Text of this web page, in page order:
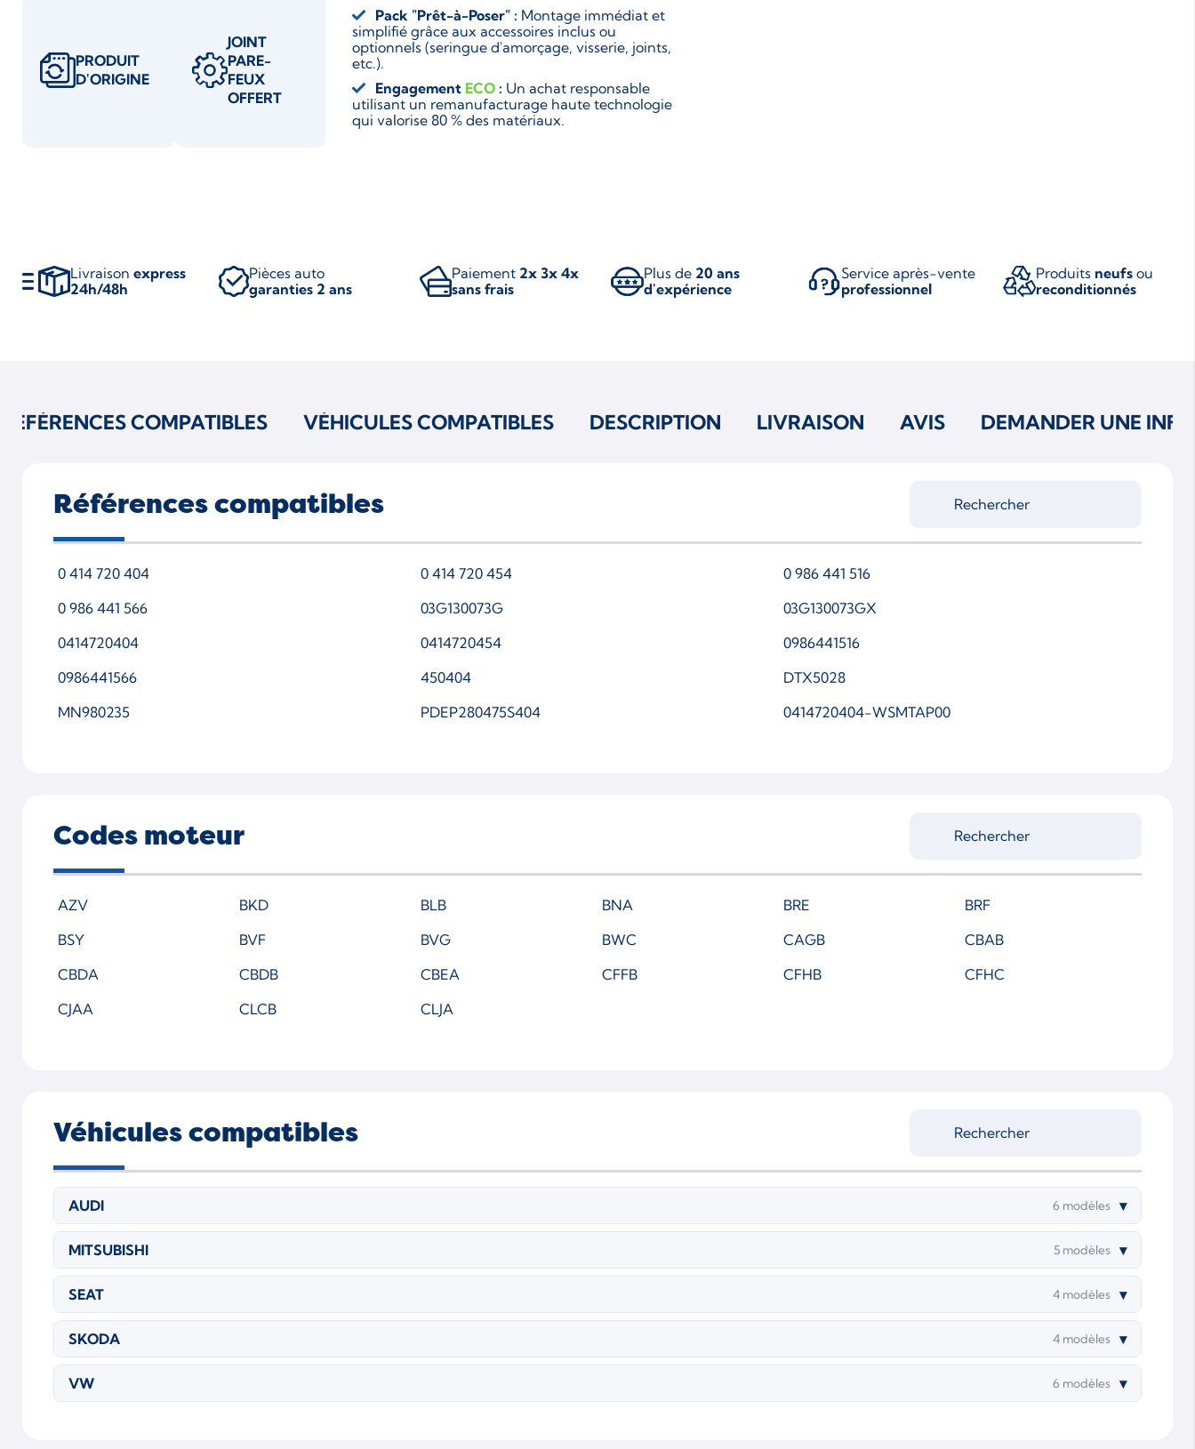
PRODUIT
D'ORIGINE
JOINT
PARE-
FEUX
OFFERT
Pack "Prêt-à-Poser" : Montage immédiat et
simplifié grâce aux accessoires inclus ou
optionnels (seringue d'amorçage, visserie, joints,
etc.).
Engagement ECO : Un achat responsable
utilisant un remanufacturage haute technologie
qui valorise 80 % des matériaux.
Livraison express
24h/48h
Pièces auto
garanties 2 ans
Paiement 2x 3x 4x
sans frais
Plus de 20 ans
d'expérience
Service après-vente
professionnel
Produits neufs ou
reconditionnés
RÉFÉRENCES COMPATIBLES VÉHICULES COMPATIBLES DESCRIPTION LIVRAISON AVIS DEMANDER UNE INFO
Références compatibles
0 414 720 404 0 414 720 454
0 986 441 516
0 986 441 566
03G130073G
03G130073GX
0414720404
0414720454
0986441516
0986441566
450404
DTX5028
MN980235
PDEP280475S404 0414720404-WSMTAP00
Codes moteur
AZV BKD BLB BNA BRE
BRF
BSY
BVF BVG BWC CAGB
CBAB
CBDA
CBDB CBEA CFFB CFHB
CFHC
CJAA
CLCB CLJA
Véhicules compatibles
AUDI 6 modèles ▾
MITSUBISHI 5 modèles ▾
SEAT 4 modèles ▾
SKODA 4 modèles ▾
VW 6 modèles ▾